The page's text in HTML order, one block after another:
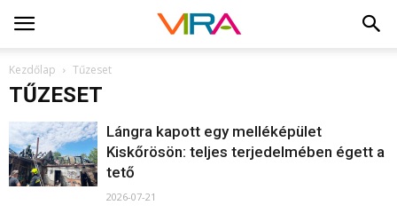
Kezdőlap Tűzeset
TŰZESET
Lángra kapott egy melléképület
Kiskőrösön: teljes terjedelmében égett a
tető
2026-07-21